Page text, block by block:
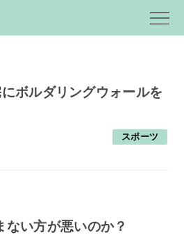
ボルダリングウォールを
スポーツ
ない方が悪いのか？